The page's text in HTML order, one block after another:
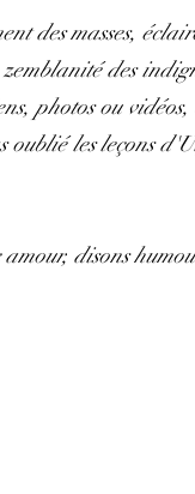
des masses,
des
photos ou vidéos,
les leçons
disons